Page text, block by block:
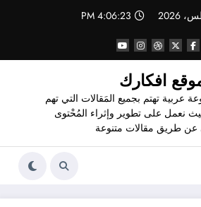
4:06:24 PM
افكارك
عربية تهتم بجميع المَقالات التي تهم
نعمل على تطوير وإثراء المُحْتوى
عن طريق مقالات متنوعة